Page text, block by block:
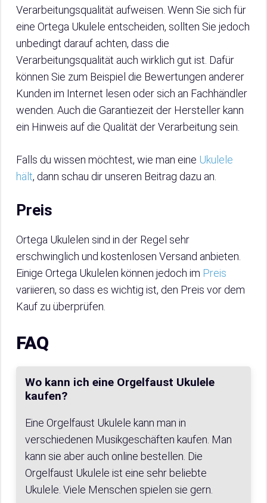
Verarbeitungsqualität aufweisen. Wenn Sie sich für
eine Ortega Ukulele entscheiden, sollten Sie jedoch
unbedingt darauf achten, dass die
Verarbeitungsqualität auch wirklich gut ist. Dafür
können Sie zum Beispiel die Bewertungen anderer
Kunden im Internet lesen oder sich an Fachhändler
wenden. Auch die Garantiezeit der Hersteller kann
ein Hinweis auf die Qualität der Verarbeitung sein.
Falls du wissen möchtest, wie man eine Ukulele
hält, dann schau dir unseren Beitrag dazu an.
Preis
Ortega Ukulelen sind in der Regel sehr
erschwinglich und kostenlosen Versand anbieten.
Einige Ortega Ukulelen können jedoch im Preis
variieren, so dass es wichtig ist, den Preis vor dem
Kauf zu überprüfen.
FAQ
Wo kann ich eine Orgelfaust Ukulele
kaufen?
Eine Orgelfaust Ukulele kann man in
verschiedenen Musikgeschäften kaufen. Man
kann sie aber auch online bestellen. Die
Orgelfaust Ukulele ist eine sehr beliebte
Ukulele. Viele Menschen spielen sie gern.